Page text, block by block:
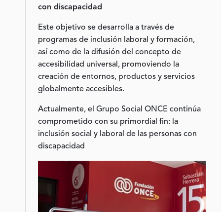
con discapacidad
Este objetivo se desarrolla a través de
programas de inclusión laboral y formación,
así como de la difusión del concepto de
accesibilidad universal, promoviendo la
creación de entornos, productos y servicios
globalmente accesibles.
Actualmente, el Grupo Social ONCE continúa
comprometido con su primordial fin: la
inclusión social y laboral de las personas con
discapacidad